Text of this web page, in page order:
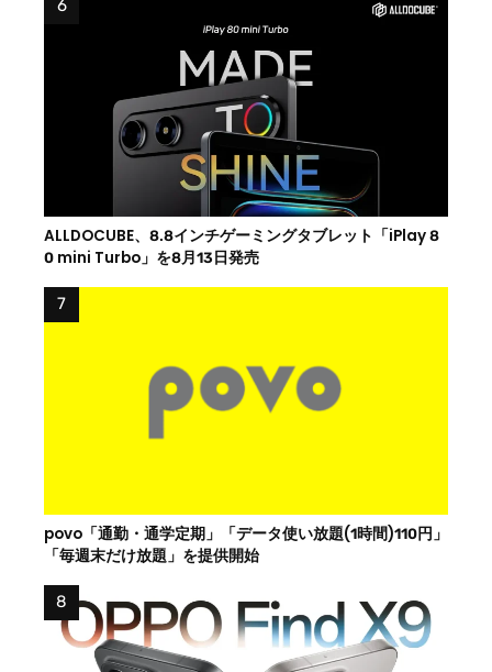
ALLDOCUBE、8.8インチゲーミングタブレット「iPlay 8
0 mini Turbo」を8月13日発売
povo「通勤・通学定期」「データ使い放題(1時間)110円」
「毎週末だけ放題」を提供開始